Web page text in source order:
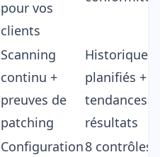
pour vos
clients
Scanning
continu +
preuves de
patching
Historique
planifiés +
tendances
résultats
Configuration8 contrôles